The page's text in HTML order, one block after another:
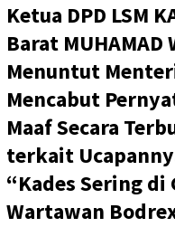
Ketua DPD LSM
Barat MUHAMAD
Menuntut
Mencabut
Maaf Secara
terkait
“Kades Sering di
Wartawan